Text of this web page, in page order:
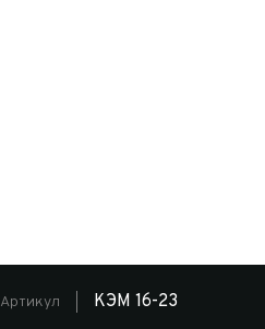
Артикул КЭМ 16-23